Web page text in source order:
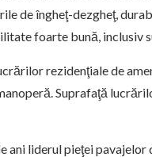
de îngheţ-dezgheţ,
foarte bună, inclusiv
rezidenţiale de
Suprafaţă
ani liderul pieţei